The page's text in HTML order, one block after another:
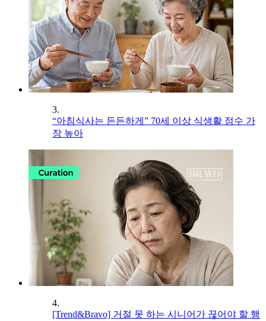
3.
“아침식사는 든든하게” 70세 이상 식생활 점수 가
장 높아
4.
[Trend&Bravo] 거절 못 하는 시니어가 끊어야 할 행